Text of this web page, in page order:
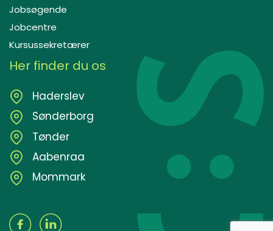
Jobsøgende
Jobcentre
Kursussekretærer
Her finder du os
Haderslev
Sønderborg
Tønder
Aabenraa
Mommark